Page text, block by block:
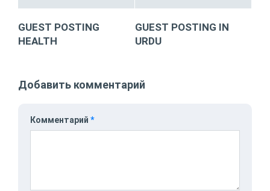
GUEST POSTING
HEALTH
GUEST POSTING IN
URDU
Добавить комментарий
Комментарий *